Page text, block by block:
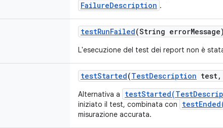
FailureDescription .
testRunFailed(String errorMessage)
L'esecuzione del test dei report non è
testStarted(TestDescription test,
Alternativa a
iniziato il test, combinata con
misurazione accurata.